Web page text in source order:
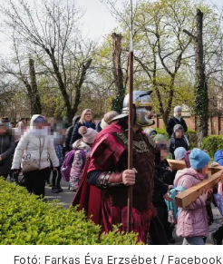
Fotó: Farkas Éva Erzsébet / Facebook